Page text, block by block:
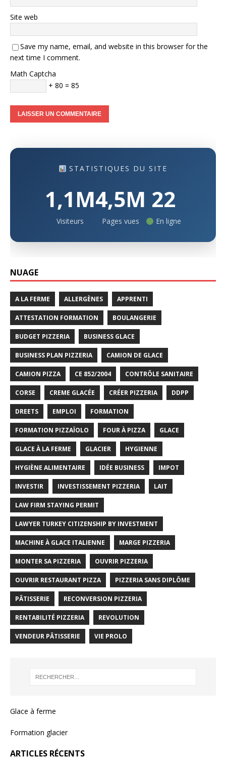
Site web
Save my name, email, and website in this browser for the
next time I comment.
Math Captcha
+ 80 = 85
STATISTIQUES DU SITE
1,1M
Visiteurs
4,5M
Pages vues
22
En ligne
NUAGE
A LA FERME ALLERGÈNES APPRENTI
ATTESTATION FORMATION BOULANGERIE
BUDGET PIZZERIA BUSINESS GLACE
BUSINESS PLAN PIZZERIA CAMION DE GLACE
CAMION PIZZA CE 852/2004 CONTRÔLE SANITAIRE
CORSE CREME GLACÉE CRÉER PIZZERIA DDPP
DREETS EMPLOI FORMATION
FORMATION PIZZAÏOLO FOUR À PIZZA GLACE
GLACE À LA FERME GLACIER HYGIENNE
HYGIÈNE ALIMENTAIRE IDÉE BUSINESS IMPOT
INVESTIR INVESTISSEMENT PIZZERIA LAIT
LAW FIRM STAYING PERMIT
LAWYER TURKEY CITIZENSHIP BY INVESTMENT
MACHINE À GLACE ITALIENNE MARGE PIZZERIA
MONTER SA PIZZERIA OUVRIR PIZZERIA
OUVRIR RESTAURANT PIZZA PIZZERIA SANS DIPLÔME
PÂTISSERIE RECONVERSION PIZZERIA
RENTABILITÉ PIZZERIA REVOLUTION
VENDEUR PÂTISSERIE VIE PROLO
Glace à ferme
Formation glacier
ARTICLES RÉCENTS